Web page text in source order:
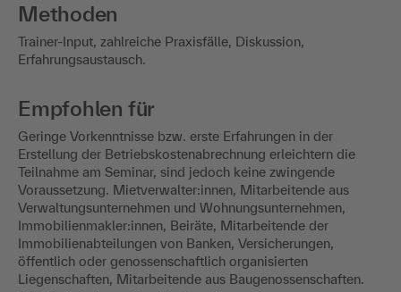
Methoden
Trainer-Input, zahlreiche Praxisfälle, Diskussion,
Erfahrungsaustausch.
Empfohlen für
Geringe Vorkenntnisse bzw. erste Erfahrungen in der
Erstellung der Betriebskostenabrechnung erleichtern die
Teilnahme am Seminar, sind jedoch keine zwingende
Voraussetzung. Mietverwalter:innen, Mitarbeitende aus
Verwaltungsunternehmen und Wohnungsunternehmen,
Immobilienmakler:innen, Beiräte, Mitarbeitende der
Immobilienabteilungen von Banken, Versicherungen,
öffentlich oder genossenschaftlich organisierten
Liegenschaften, Mitarbeitende aus Baugenossenschaften.